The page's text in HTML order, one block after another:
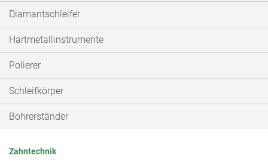
Diamantschleifer
Hartmetallinstrumente
Polierer
Schleifkörper
Bohrerständer
Zahntechnik